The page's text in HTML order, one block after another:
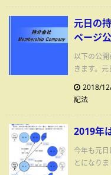
元日の
ページ
以下の公
きます。
2018/
記法
2019年
今年も元
とになり